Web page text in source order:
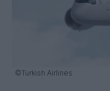
©Turkish Airlines